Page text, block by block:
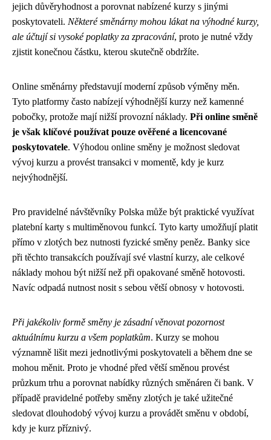
jejich důvěryhodnost a porovnat nabízené kurzy s jinými
poskytovateli. Některé směnárny mohou lákat na výhodné kurzy,
ale účtují si vysoké poplatky za zpracování, proto je nutné vždy
zjistit konečnou částku, kterou skutečně obdržíte.
Online směnárny představují moderní způsob výměny měn.
Tyto platformy často nabízejí výhodnější kurzy než kamenné
pobočky, protože mají nižší provozní náklady. Při online směně
je však klíčové používat pouze ověřené a licencované
poskytovatele. Výhodou online směny je možnost sledovat
vývoj kurzu a provést transakci v momentě, kdy je kurz
nejvýhodnější.
Pro pravidelné návštěvníky Polska může být praktické využívat
platební karty s multiměnovou funkcí. Tyto karty umožňují platit
přímo v zlotých bez nutnosti fyzické směny peněz. Banky sice
při těchto transakcích používají své vlastní kurzy, ale celkové
náklady mohou být nižší než při opakované směně hotovosti.
Navíc odpadá nutnost nosit s sebou větší obnosy v hotovosti.
Při jakékoliv formě směny je zásadní věnovat pozornost
aktuálnímu kurzu a všem poplatkům. Kurzy se mohou
významně lišit mezi jednotlivými poskytovateli a během dne se
mohou měnit. Proto je vhodné před větší směnou provést
průzkum trhu a porovnat nabídky různých směnáren či bank. V
případě pravidelné potřeby směny zlotých je také užitečné
sledovat dlouhodobý vývoj kurzu a provádět směnu v období,
kdy je kurz příznivý.